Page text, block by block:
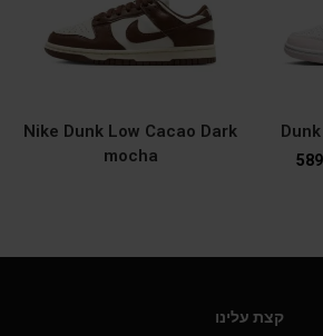
Nike Dunk Low Cacao Dark
mocha
קצת עלינו